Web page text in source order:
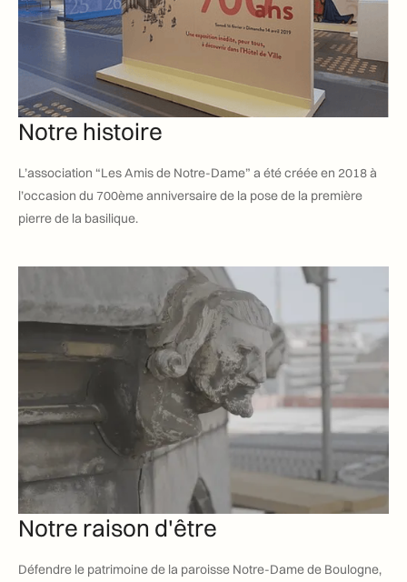
Notre histoire
L’association “Les Amis de Notre-Dame” a été créée en 2018 à
l’occasion du 700ème anniversaire de la pose de la première
pierre de la basilique.
Notre raison d'être
Défendre le patrimoine de la paroisse Notre-Dame de Boulogne,